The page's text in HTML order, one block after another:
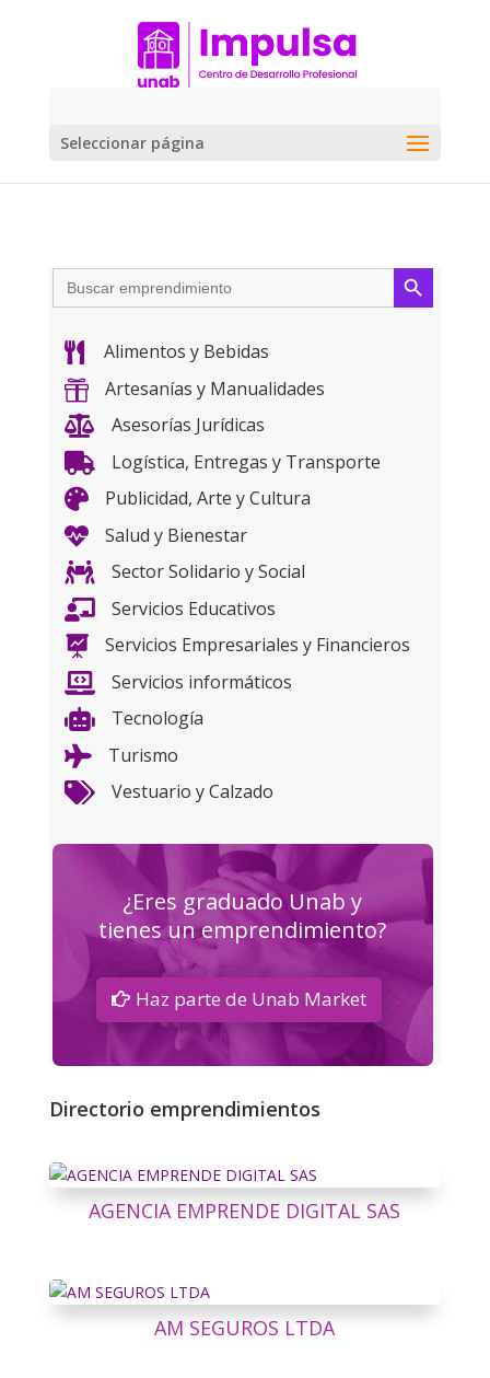
Seleccionar página
Buscar: Botón de búsqueda

Alimentos y Bebidas

Artesanías y Manualidades

Asesorías Jurídicas

Logística, Entregas y Transporte

Publicidad, Arte y Cultura

Salud y Bienestar

Sector Solidario y Social

Servicios Educativos

Servicios Empresariales y Financieros

Servicios informáticos

Tecnología

Turismo

Vestuario y Calzado
¿Eres graduado Unab y
tienes un emprendimiento?
Haz parte de Unab Market
Directorio emprendimientos
AGENCIA EMPRENDE DIGITAL SAS
AM SEGUROS LTDA